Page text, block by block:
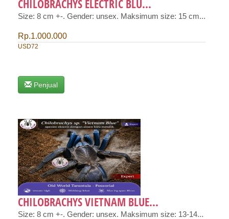
CHILOBRACHYS ELECTRIC BLU...
Size: 8 cm +-. Gender: unsex. Maksimum size: 15 cm...
Rp.1.000.000
USD72
Penjual
CHILOBRACHYS VIETNAM BLUE...
Size: 8 cm +-. Gender: unsex. Maksimum size: 13-14...